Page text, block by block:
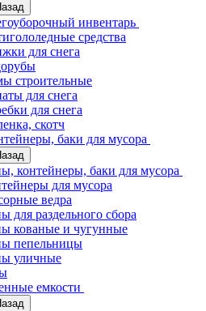
инвентарь
средства
для снега
строительные
для снега
для снега
скотч
баки для мусора
контейнеры, баки для мусора
для мусора
ведра
для раздельного сбора
кованые и чугунные
пепельницы
уличные
емкости